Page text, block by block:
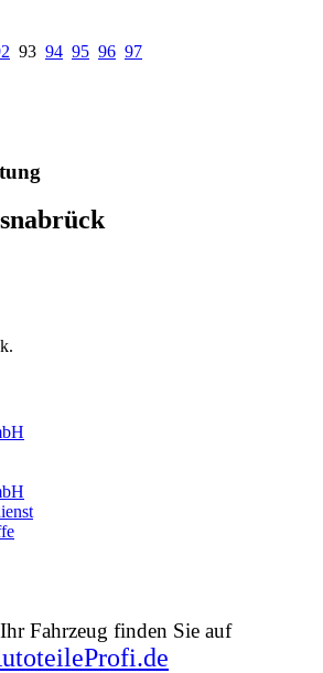
93 94 95 96 97
Fahrzeug finden Sie auf